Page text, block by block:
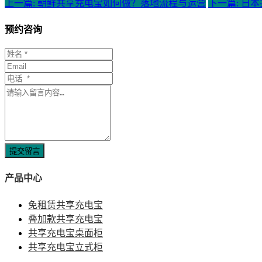
上一篇: 朝鲜共享充电宝如何做？落地流程与运营 下一篇: 日
预约咨询
提交留言
产品中心
免租赁共享充电宝
叠加款共享充电宝
共享充电宝桌面柜
共享充电宝立式柜